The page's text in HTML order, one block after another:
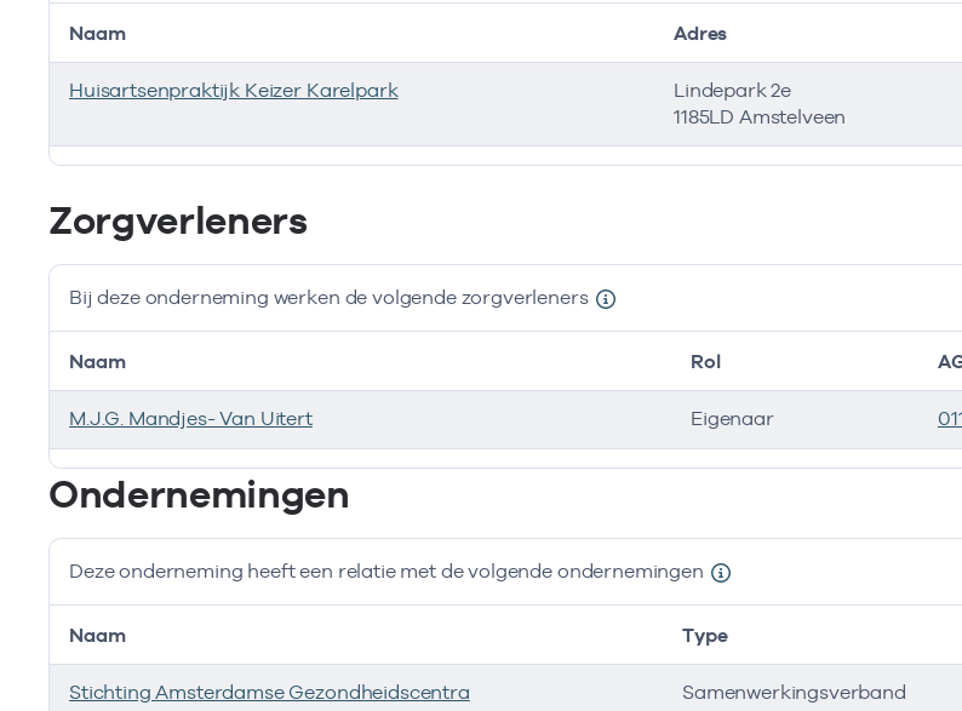
Deze onderneming heeft de volgende vestigingen
Naam Adres
Huisartsenpraktijk Keizer Karelpark
Lindepark 2e
1185LD Amstelveen
Zorgverleners
Bij deze onderneming werken de volgende zorgverleners
Bij deze onderneming werken de volgende zorgverleners
Naam Rol
M.J.G. Mandjes- Van Uitert Eigenaar
Ondernemingen
Deze onderneming heeft een relatie met de volgende ondernemingen
Naam Type
Stichting Amsterdamse Gezondheidscentra Samenwerkingsverband